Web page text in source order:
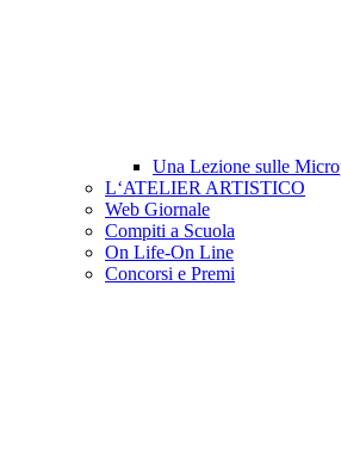
Una Lezione sulle
L‘ATELIER ARTISTICO
Web Giornale
Compiti a Scuola
On Life-On Line
Concorsi e Premi